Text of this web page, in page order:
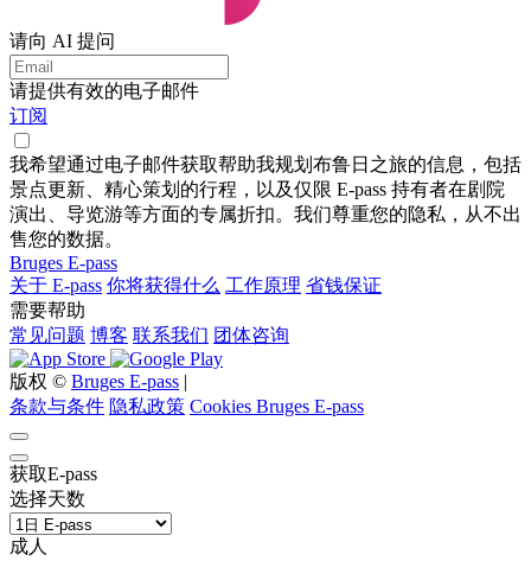
请向 AI 提问
请提供有效的电子邮件
订阅
我希望通过电子邮件获取帮助我规划布鲁日之旅的信息，包括
景点更新、精心策划的行程，以及仅限 E-pass 持有者在剧院
演出、导览游等方面的专属折扣。我们尊重您的隐私，从不出
售您的数据。
Bruges E-pass
关于 E-pass 你将获得什么 工作原理 省钱保证
需要帮助
常见问题 博客 联系我们 团体咨询
版权 © Bruges E-pass |
条款与条件 隐私政策 Cookies Bruges E-pass
获取E-pass
选择天数
成人